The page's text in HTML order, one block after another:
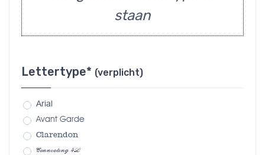
staan
Lettertype* (verplicht)
Arial
Avant Garde
Clarendon
Connecting 4L